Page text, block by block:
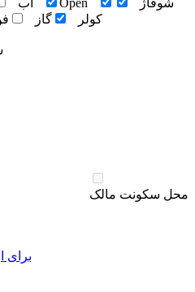
آب
Open
شوفاژ
کولر
گاز
محل سکونت مالک
برای